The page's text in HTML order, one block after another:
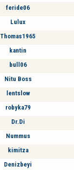
feride06
Lulux
Thomas1965
kantin
bull06
Nitu Boss
lentslow
robyka79
Dr.Di
Nummus
kimitza
Denizbeyi